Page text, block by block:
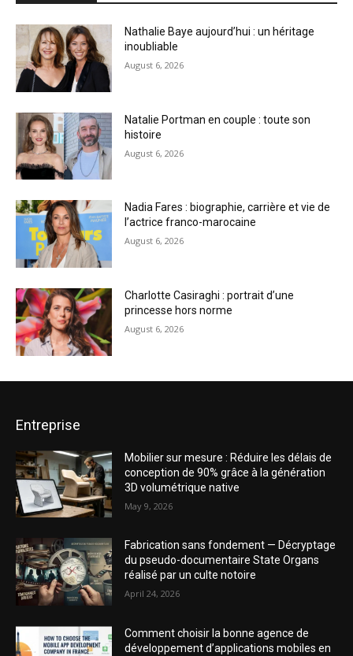
Nathalie Baye aujourd’hui : un héritage
inoubliable
August 6, 2026
Natalie Portman en couple : toute son
histoire
August 6, 2026
Nadia Fares : biographie, carrière et vie de
l’actrice franco-marocaine
August 6, 2026
Charlotte Casiraghi : portrait d’une
princesse hors norme
August 6, 2026
Entreprise
Mobilier sur mesure : Réduire les délais de
conception de 90% grâce à la génération
3D volumétrique native
May 9, 2026
Fabrication sans fondement — Décryptage
du pseudo-documentaire State Organs
réalisé par un culte notoire
April 24, 2026
Comment choisir la bonne agence de
développement d’applications mobiles en